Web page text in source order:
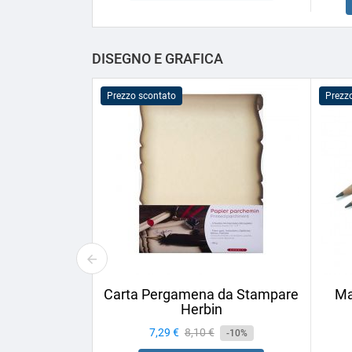
DISEGNO E GRAFICA
Prezzo scontato
Carta Pergamena da Stampare
Herbin
Prezzo
7,29 € Prezzo
base
8,10 € -10%